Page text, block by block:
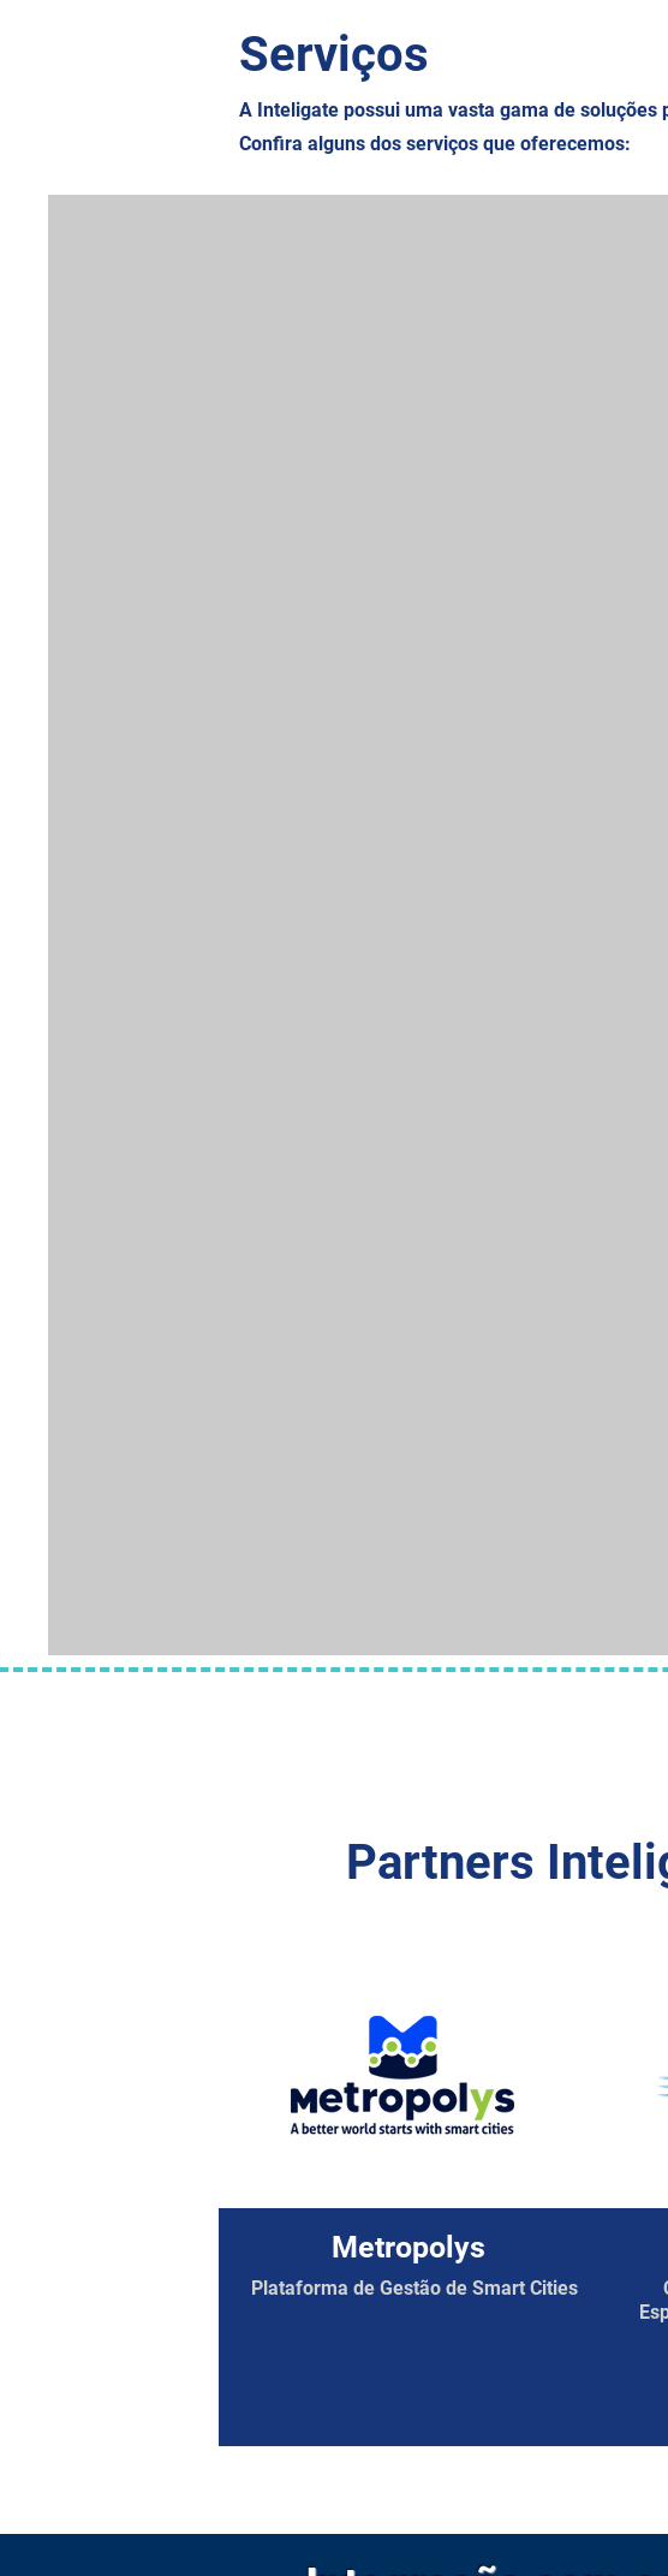
Serviços
A Inteligate possui uma vasta gama de
Confira alguns dos serviços que oferecemos:
Partners
Metropolys
Plataforma de Gestão de Smart Cities